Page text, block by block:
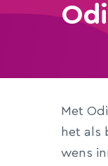
Met
het als
wens